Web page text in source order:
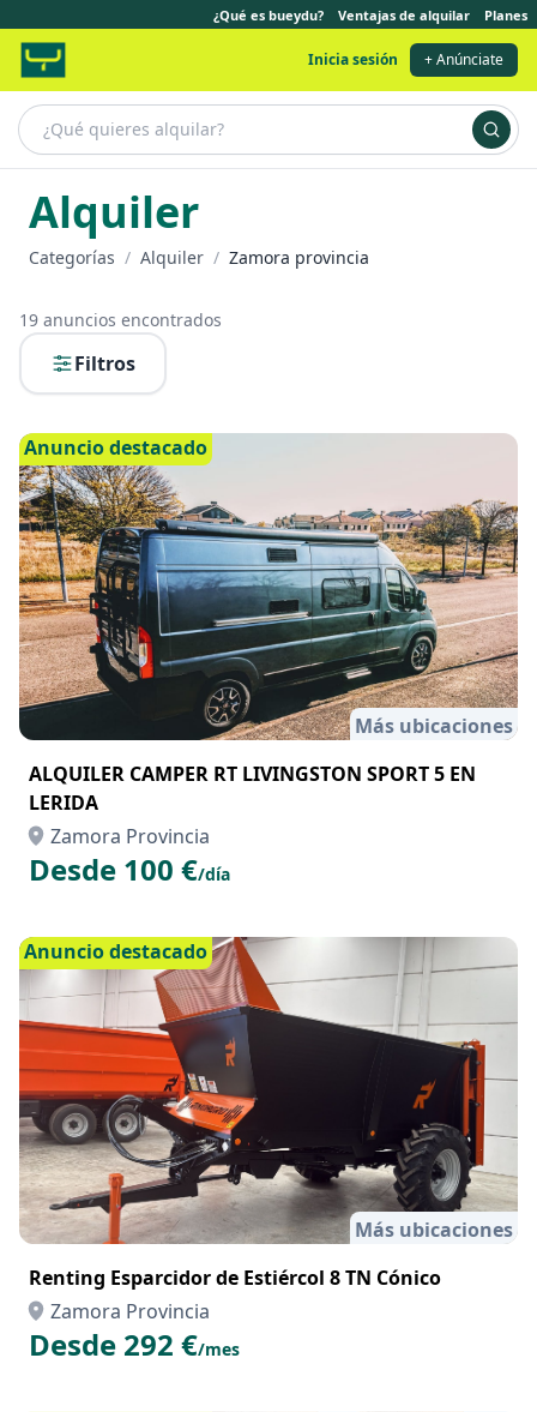
¿Qué es bueydu? Ventajas de alquilar Planes
Inicia sesión + Anúnciate
Alquiler
Categorías / Alquiler / Zamora provincia
19 anuncios encontrados
Filtros
Anuncio destacado
Más ubicaciones
ALQUILER CAMPER RT LIVINGSTON SPORT 5 EN
LERIDA
Zamora Provincia
Desde 100 €/día
Anuncio destacado
Más ubicaciones
Renting Esparcidor de Estiércol 8 TN Cónico
Zamora Provincia
Desde 292 €/mes